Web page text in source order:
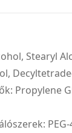
Stearyl
Propylene
PEG-